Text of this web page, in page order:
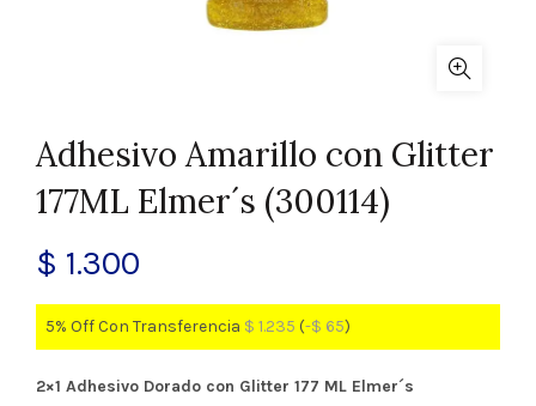
Adhesivo Amarillo con Glitter
177ML Elmer´s (300114)
$ 1.300
5% Off Con Transferencia $ 1.235 (-$ 65)
2×1 Adhesivo Dorado con Glitter 177 ML Elmer´s